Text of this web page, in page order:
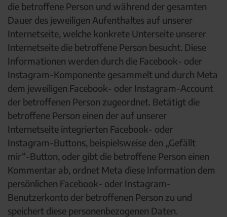
die betroffene Person und während der gesamten
Dauer des jeweiligen Aufenthaltes auf unserer
Internetseite, welche konkrete Unterseite unserer
Internetseite die betroffene Person besucht. Diese
Informationen werden durch die Facebook- oder
Instagram-Komponente gesammelt und durch Meta
dem jeweiligen Facebook- oder Instagram-Account
der betroffenen Person zugeordnet. Betätigt die
betroffene Person einen der auf unserer
Internetseite integrierten Facebook- oder
Instagram-Buttons, beispielsweise den „Gefällt
mir“-Button, oder gibt die betroffene Person einen
Kommentar ab, ordnet Meta diese Information dem
persönlichen Facebook- oder Instagram-
Benutzerkonto der betroffenen Person zu und
speichert diese personenbezogenen Daten.